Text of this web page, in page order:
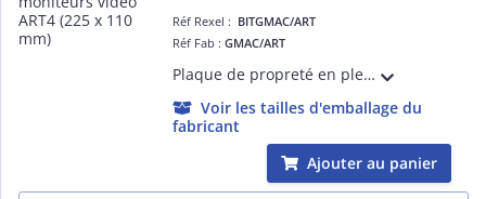
Réf Rexel : BITGMAC/ART
Réf Fab :GMAC/ART
Plaque de propreté en plexi blanc pour poste audio/moniteur vidéo Pour combinés audio G2P GTART, GART1 et moniteurs vidéo GART4 tous modèles Couvre une surface jusqu'à 110 x 225 mm
Voir les tailles d'emballage du
fabricant
Ajouter au panier